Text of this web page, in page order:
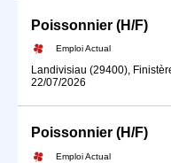
Poissonnier (H/F)
Emploi Actual
Landivisiau (29400),
22/07/2026
Poissonnier (H/F)
Emploi Actual